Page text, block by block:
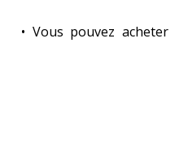
• Vous pouvez acheter